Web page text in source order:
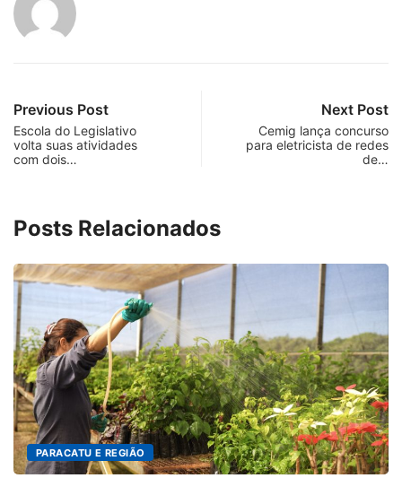
Previous Post
Escola do Legislativo
volta suas atividades
com dois…
Next Post
Cemig lança concurso
para eletricista de redes
de…
Posts Relacionados
DESTAQUES